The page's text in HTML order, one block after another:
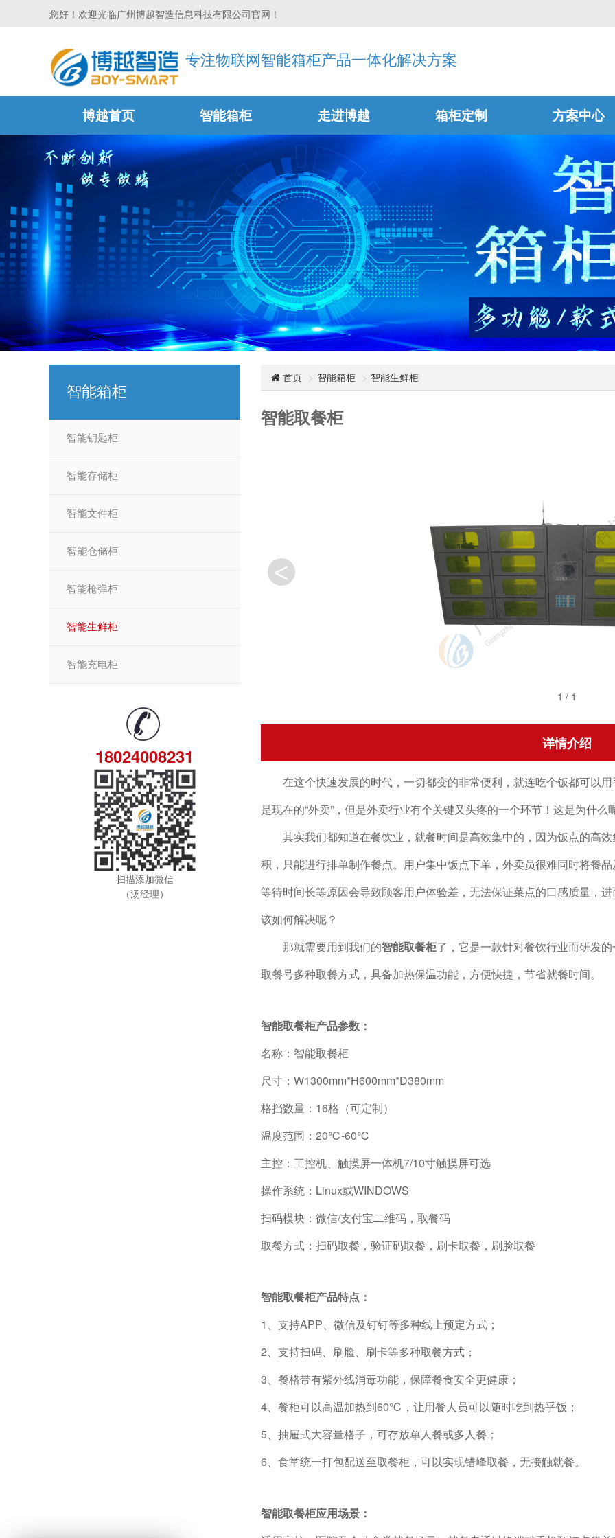
您好！欢迎光临广州博越智造信息科技有限公司官网！
专注物联网智能箱柜产品一体化解决方案
博越首页 智能箱柜 走进博越 箱柜定制 方案中心
智能箱柜
智能钥匙柜
智能存储柜
智能文件柜
智能仓储柜
智能枪弹柜
智能生鲜柜
智能充电柜
18024008231
扫描添加微信
（汤经理）
首页 智能箱柜 智能生鲜柜
智能取餐柜
1 / 1
<
详情介绍
在这个快速发展的时代，一切都变的非常便利，就连吃个饭都可以用
是现在的“外卖”，但是外卖行业有个关键又头疼的一个环节！这是为什么
其实我们都知道在餐饮业，就餐时间是高效集中的，因为饭点的高效
积，只能进行排单制作餐点。用户集中饭点下单，外卖员很难同时将餐
等待时间长等原因会导致顾客用户体验差，无法保证菜点的口感质量，
该如何解决呢？
那就需要用到我们的智能取餐柜了，它是一款针对餐饮行业而研发
取餐号多种取餐方式，具备加热保温功能，方便快捷，节省就餐时间。
智能取餐柜产品参数：
名称：智能取餐柜
尺寸：W1300mm*H600mm*D380mm
格挡数量：16格（可定制）
温度范围：20℃-60℃
主控：工控机、触摸屏一体机7/10寸触摸屏可选
操作系统：Linux或WINDOWS
扫码模块：微信/支付宝二维码，取餐码
取餐方式：扫码取餐，验证码取餐，刷卡取餐，刷脸取餐
智能取餐柜产品特点：
1、支持APP、微信及钉钉等多种线上预定方式；
2、支持扫码、刷脸、刷卡等多种取餐方式；
3、餐格带有紫外线消毒功能，保障餐食安全更健康；
4、餐柜可以高温加热到60℃，让用餐人员可以随时吃到热乎饭；
5、抽屉式大容量格子，可存放单人餐或多人餐；
6、食堂统一打包配送至取餐柜，可以实现错峰取餐，无接触就餐。
智能取餐柜应用场景：